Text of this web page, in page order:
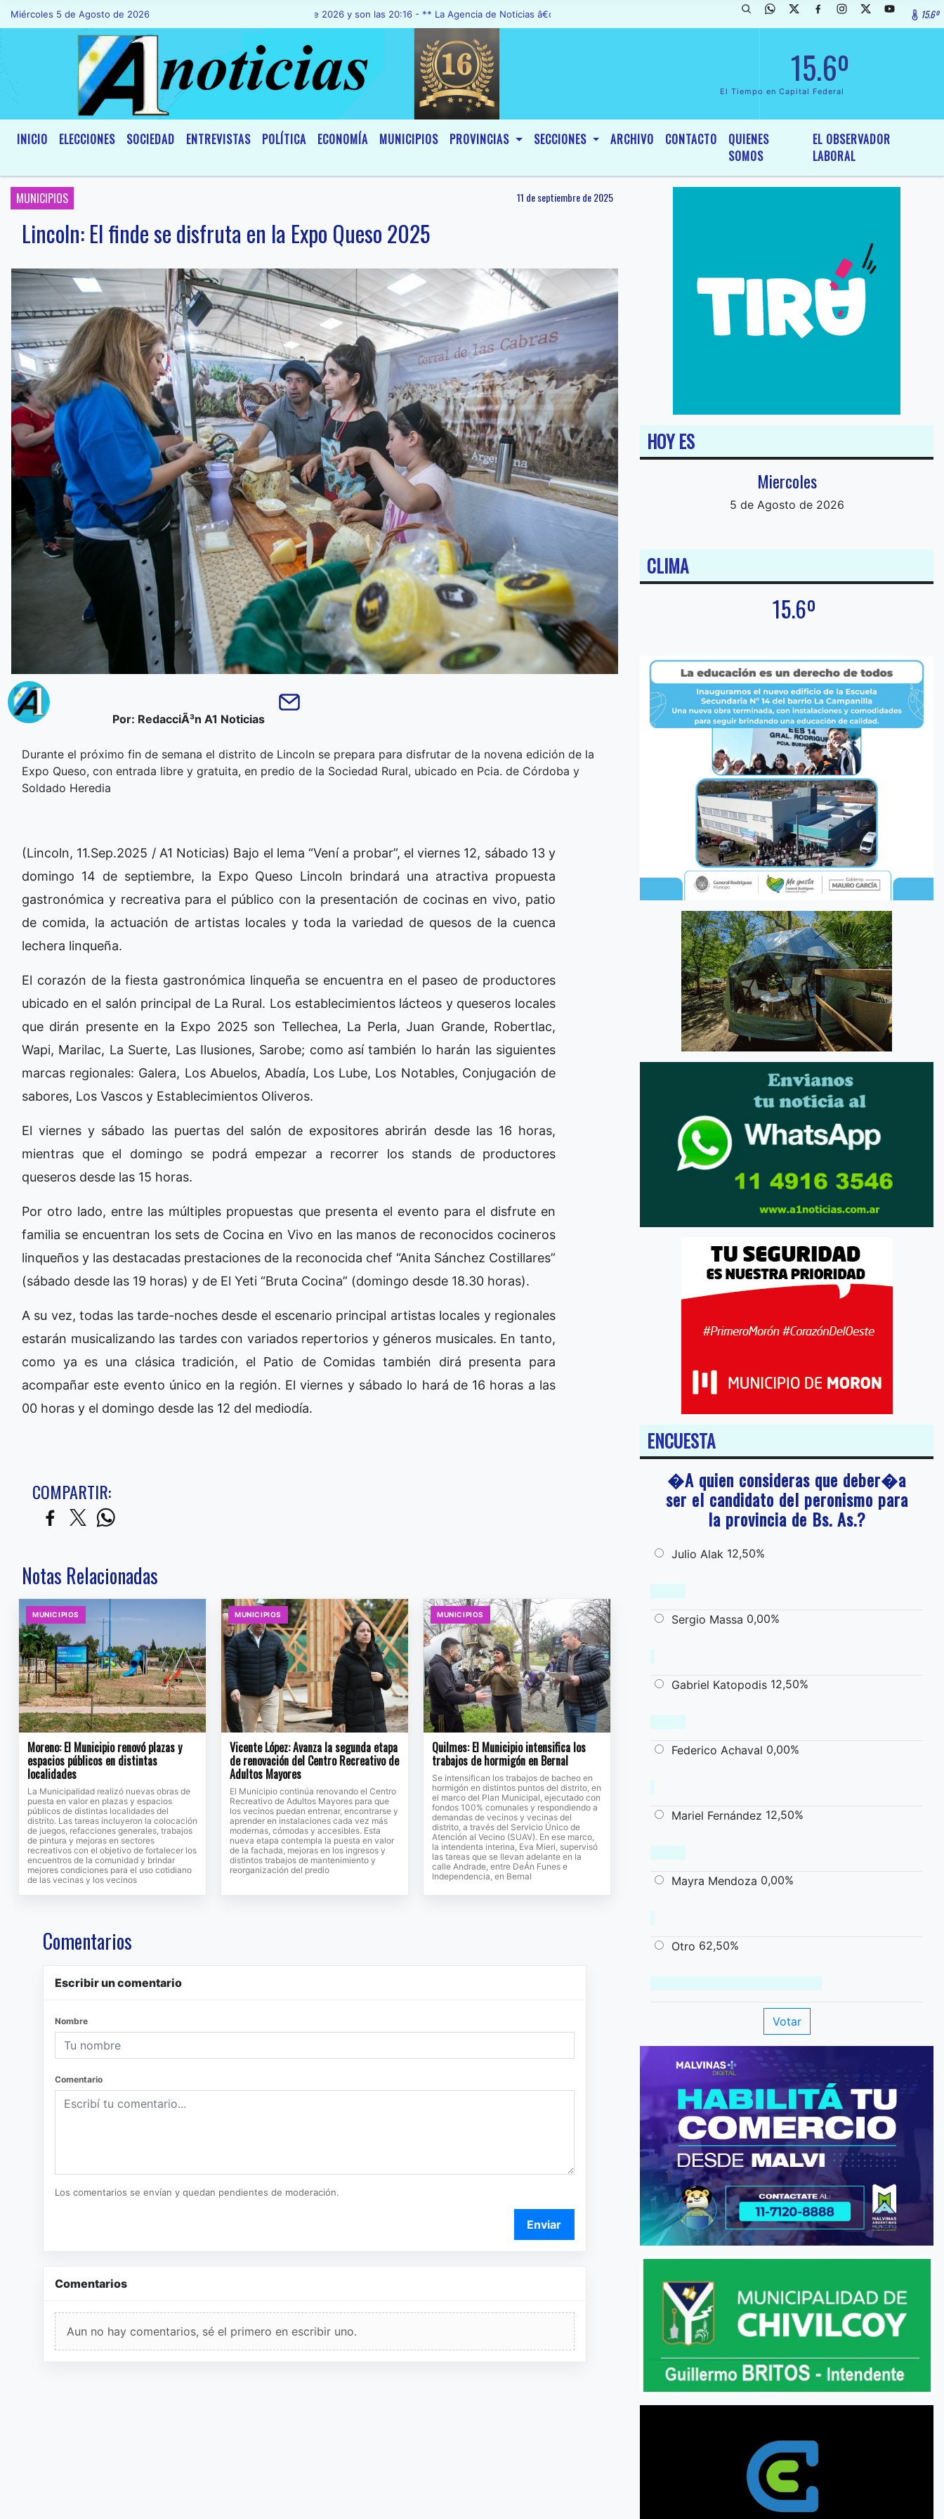
Miércoles 5 de Agosto de 2026Hoy es Miércoles 5 de Agosto de 2026 y son las 20:16 - ** La Agencia de Noticias â€œA1 Noticiasâ€, fue declarada de InterÃ©s General y Legislativo, por Ordenanza NÂº 6236/19 del15.6º
15.6º
El Tiempo en Capital Federal
INICIO ELECCIONES SOCIEDAD ENTREVISTAS POLÍTICA ECONOMÍA MUNICIPIOS PROVINCIAS SECCIONES ARCHIVO CONTACTO
QUIENES
SOMOS
EL OBSERVADOR
LABORAL
MUNICIPIOS 11 de septiembre de 2025
Lincoln: El finde se disfruta en la Expo Queso 2025
Por: RedacciÃ³n A1 Noticias
Durante el próximo fin de semana el distrito de Lincoln se prepara para disfrutar de la novena edición de la
Expo Queso, con entrada libre y gratuita, en predio de la Sociedad Rural, ubicado en Pcia. de Córdoba y
Soldado Heredia
(Lincoln, 11.Sep.2025 / A1 Noticias) Bajo el lema “Vení a probar”, el viernes 12, sábado 13 y
domingo 14 de septiembre, la Expo Queso Lincoln brindará una atractiva propuesta
gastronómica y recreativa para el público con la presentación de cocinas en vivo, patio
de comida, la actuación de artistas locales y toda la variedad de quesos de la cuenca
lechera linqueña.
El corazón de la fiesta gastronómica linqueña se encuentra en el paseo de productores
ubicado en el salón principal de La Rural. Los establecimientos lácteos y queseros locales
que dirán presente en la Expo 2025 son Tellechea, La Perla, Juan Grande, Robertlac,
Wapi, Marilac, La Suerte, Las Ilusiones, Sarobe; como así también lo harán las siguientes
marcas regionales: Galera, Los Abuelos, Abadía, Los Lube, Los Notables, Conjugación de
sabores, Los Vascos y Establecimientos Oliveros.
El viernes y sábado las puertas del salón de expositores abrirán desde las 16 horas,
mientras que el domingo se podrá empezar a recorrer los stands de productores
queseros desde las 15 horas.
Por otro lado, entre las múltiples propuestas que presenta el evento para el disfrute en
familia se encuentran los sets de Cocina en Vivo en las manos de reconocidos cocineros
linqueños y las destacadas prestaciones de la reconocida chef “Anita Sánchez Costillares”
(sábado desde las 19 horas) y de El Yeti “Bruta Cocina” (domingo desde 18.30 horas).
A su vez, todas las tarde-noches desde el escenario principal artistas locales y regionales
estarán musicalizando las tardes con variados repertorios y géneros musicales. En tanto,
como ya es una clásica tradición, el Patio de Comidas también dirá presenta para
acompañar este evento único en la región. El viernes y sábado lo hará de 16 horas a las
00 horas y el domingo desde las 12 del mediodía.
COMPARTIR:
Notas Relacionadas
MUNICIPIOS
Moreno: El Municipio renovó plazas y
espacios públicos en distintas
localidades
La Municipalidad realizó nuevas obras de
puesta en valor en plazas y espacios
públicos de distintas localidades del
distrito. Las tareas incluyeron la colocación
de juegos, refacciones generales, trabajos
de pintura y mejoras en sectores
recreativos con el objetivo de fortalecer los
encuentros de la comunidad y brindar
mejores condiciones para el uso cotidiano
de las vecinas y los vecinos
MUNICIPIOS
Vicente López: Avanza la segunda etapa
de renovación del Centro Recreativo de
Adultos Mayores
El Municipio continúa renovando el Centro
Recreativo de Adultos Mayores para que
los vecinos puedan entrenar, encontrarse y
aprender en instalaciones cada vez más
modernas, cómodas y accesibles. Esta
nueva etapa contempla la puesta en valor
de la fachada, mejoras en los ingresos y
distintos trabajos de mantenimiento y
reorganización del predio
MUNICIPIOS
Quilmes: El Municipio intensifica los
trabajos de hormigón en Bernal
Se intensifican los trabajos de bacheo en
hormigón en distintos puntos del distrito, en
el marco del Plan Municipal, ejecutado con
fondos 100% comunales y respondiendo a
demandas de vecinos y vecinas del
distrito, a través del Servicio Único de
Atención al Vecino (SUAV). En ese marco,
la intendenta interina, Eva Mieri, supervisó
las tareas que se llevan adelante en la
calle Andrade, entre DeÁn Funes e
Independencia, en Bernal
Comentarios
Escribir un comentario
Nombre
Comentario
Los comentarios se envían y quedan pendientes de moderación.
Enviar
Comentarios
Aun no hay comentarios, sé el primero en escribir uno.
HOY ES
Miercoles
5 de Agosto de 2026
CLIMA
15.6º
ENCUESTA
�A quien consideras que deber�a
ser el candidato del peronismo para
la provincia de Bs. As.?
Julio Alak 12,50%
Sergio Massa 0,00%
Gabriel Katopodis 12,50%
Federico Achaval 0,00%
Mariel Fernández 12,50%
Mayra Mendoza 0,00%
Otro 62,50%